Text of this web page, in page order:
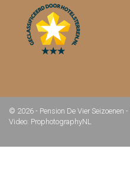
© 2026 - Pension De Vier Seizoenen -
Video: ProphotographyNL